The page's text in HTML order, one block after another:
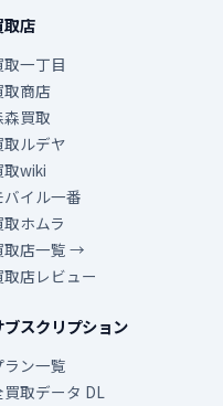
取店
取一丁目
取商店
森買取
取ルデヤ
取wiki
バイル一番
取ホムラ
取店一覧 →
取店レビュー
ブスクリプション
ラン一覧
買取データ DL